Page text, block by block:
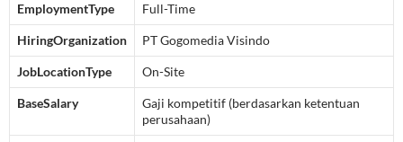
EmploymentType Full-Time
HiringOrganization PT Gogomedia Visindo
JobLocationType On-Site
BaseSalary
Gaji kompetitif (berdasarkan ketentuan
perusahaan)